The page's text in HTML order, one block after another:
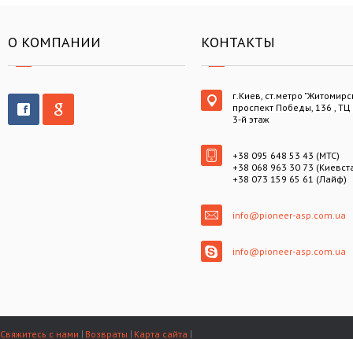
О КОМПАНИИ КОНТАКТЫ
г.Киев, ст.метро
проспект Победы, 136 , ТЦ
3-й этаж
+38 095 648 53 43 (МТС)
+38 068 963 30 73
+38 073 159 65 61 (Лайф)
info@pioneer-asp.com.ua
info@pioneer-asp.com.ua
Свяжитесь с нами Возвраты Карта сайта